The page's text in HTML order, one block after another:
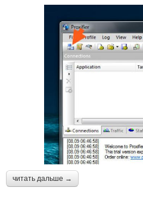
читать дальше →